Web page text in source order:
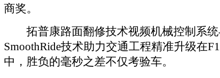
商奖。
拓普康路面翻修技术视频机械控制系统
SmoothRide技术助力交通工程精准升级在
中，胜负的毫秒之差不仅考验车。